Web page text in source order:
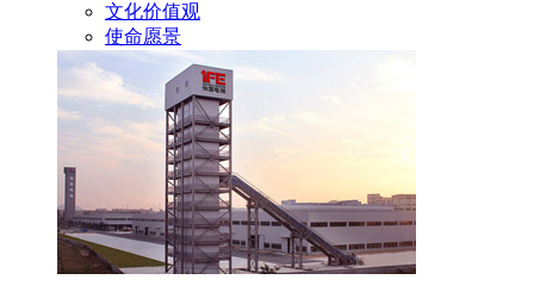
文化价值观
使命愿景